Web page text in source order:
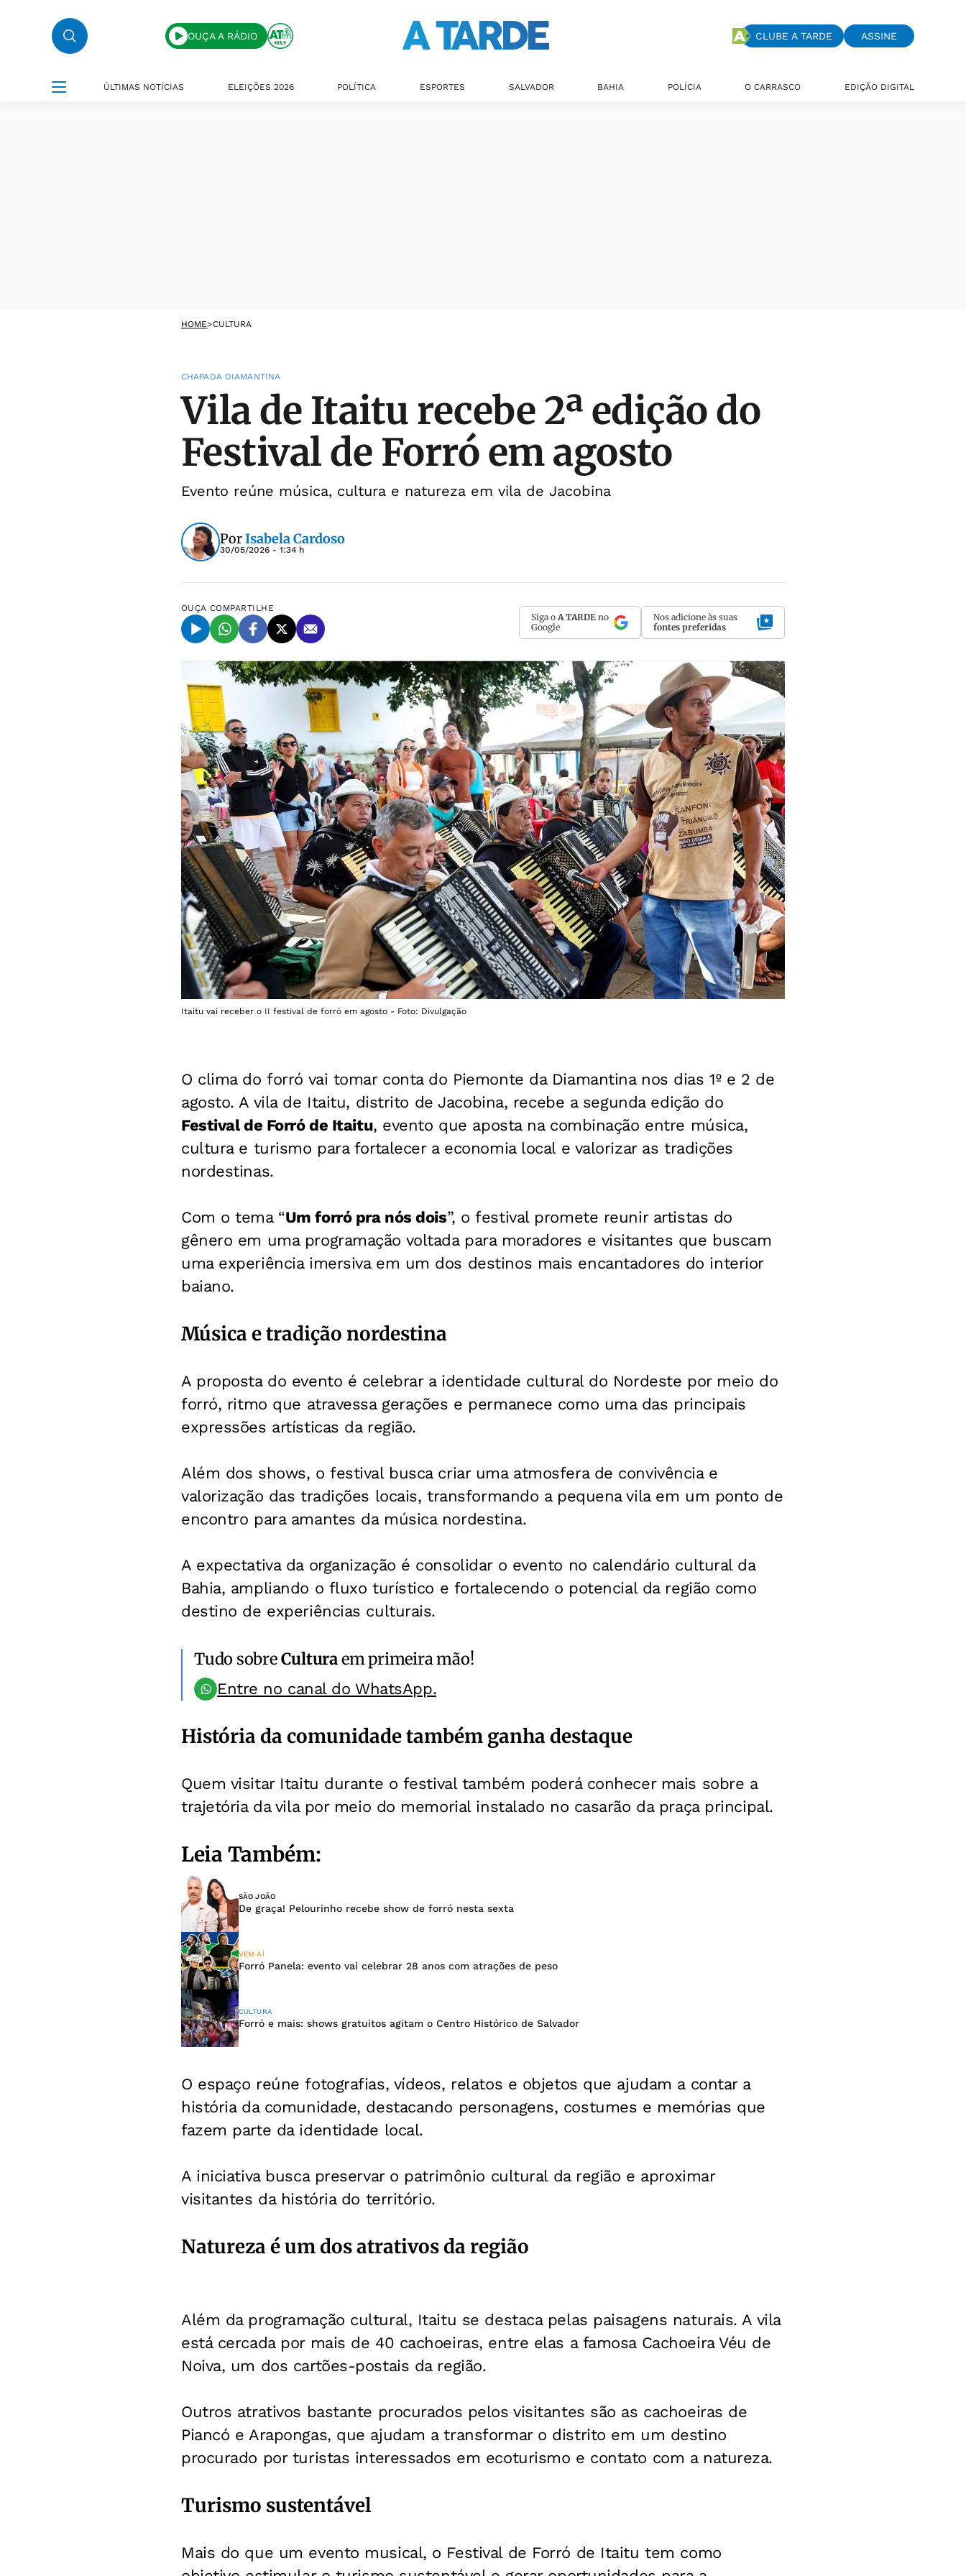
OUÇA A RÁDIO CLUBE A TARDE ASSINE
ÚLTIMAS NOTÍCIAS ELEIÇÕES 2026 POLÍTICA ESPORTES SALVADOR BAHIA POLÍCIA O CARRASCO EDIÇÃO DIGITAL
HOME>CULTURA
CHAPADA DIAMANTINA
Vila de Itaitu recebe 2ª edição do
Festival de Forró em agosto
Evento reúne música, cultura e natureza em vila de Jacobina
PorIsabela Cardoso
30/05/2026 - 1:34 h
OUÇA COMPARTILHE
Siga o A TARDE no
Google
Nos adicione às suas
fontes preferidas
Itaitu vai receber o II festival de forró em agosto - Foto: Divulgação
O clima do forró vai tomar conta do Piemonte da Diamantina nos dias 1º e 2 de
agosto. A vila de Itaitu, distrito de Jacobina, recebe a segunda edição do
Festival de Forró de Itaitu, evento que aposta na combinação entre música,
cultura e turismo para fortalecer a economia local e valorizar as tradições
nordestinas.
Com o tema “Um forró pra nós dois”, o festival promete reunir artistas do
gênero em uma programação voltada para moradores e visitantes que buscam
uma experiência imersiva em um dos destinos mais encantadores do interior
baiano.
Música e tradição nordestina
A proposta do evento é celebrar a identidade cultural do Nordeste por meio do
forró, ritmo que atravessa gerações e permanece como uma das principais
expressões artísticas da região.
Além dos shows, o festival busca criar uma atmosfera de convivência e
valorização das tradições locais, transformando a pequena vila em um ponto de
encontro para amantes da música nordestina.
A expectativa da organização é consolidar o evento no calendário cultural da
Bahia, ampliando o fluxo turístico e fortalecendo o potencial da região como
destino de experiências culturais.
Tudo sobreCulturaem primeira mão!
Entre no canal do WhatsApp.
História da comunidade também ganha destaque
Quem visitar Itaitu durante o festival também poderá conhecer mais sobre a
trajetória da vila por meio do memorial instalado no casarão da praça principal.
Leia Também:
SÃO JOÃO
De graça! Pelourinho recebe show de forró nesta sexta
VEM AÍ
Forró Panela: evento vai celebrar 28 anos com atrações de peso
CULTURA
Forró e mais: shows gratuitos agitam o Centro Histórico de Salvador
O espaço reúne fotografias, vídeos, relatos e objetos que ajudam a contar a
história da comunidade, destacando personagens, costumes e memórias que
fazem parte da identidade local.
A iniciativa busca preservar o patrimônio cultural da região e aproximar
visitantes da história do território.
Natureza é um dos atrativos da região
Além da programação cultural, Itaitu se destaca pelas paisagens naturais. A vila
está cercada por mais de 40 cachoeiras, entre elas a famosa Cachoeira Véu de
Noiva, um dos cartões-postais da região.
Outros atrativos bastante procurados pelos visitantes são as cachoeiras de
Piancó e Arapongas, que ajudam a transformar o distrito em um destino
procurado por turistas interessados em ecoturismo e contato com a natureza.
Turismo sustentável
Mais do que um evento musical, o Festival de Forró de Itaitu tem como